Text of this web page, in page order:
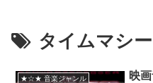
タイムマシ
★☆★ 音楽ジャンル 映